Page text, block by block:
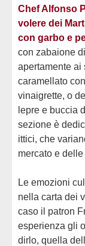
Chef Alfonso
volere dei
con garbo e
con zabaione
apertamente
caramellato
vinaigrette, o
lepre e buccia
sezione è
ittici, che
mercato e
Le emozioni culinarie trovano opportuno compimento
nella carta dei
caso il patron
esperienza gli
dirlo, quella